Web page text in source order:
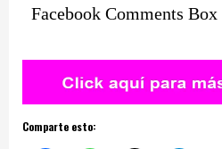
Facebook Comments Box
Comparte esto: